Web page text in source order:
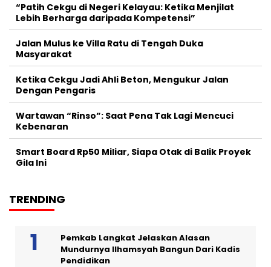
“Patih Cekgu di Negeri Kelayau: Ketika Menjilat
Lebih Berharga daripada Kompetensi”
Jalan Mulus ke Villa Ratu di Tengah Duka
Masyarakat
Ketika Cekgu Jadi Ahli Beton, Mengukur Jalan
Dengan Pengaris
Wartawan “Rinso”: Saat Pena Tak Lagi Mencuci
Kebenaran
Smart Board Rp50 Miliar, Siapa Otak di Balik Proyek
Gila Ini
TRENDING
Pemkab Langkat Jelaskan Alasan
Mundurnya Ilhamsyah Bangun Dari Kadis
Pendidikan